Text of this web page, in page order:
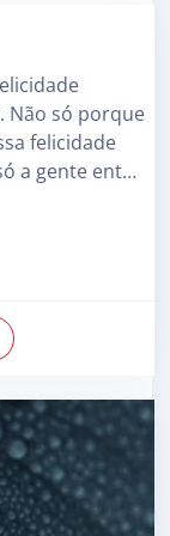
Não só porque
felicidade
a gente ent…